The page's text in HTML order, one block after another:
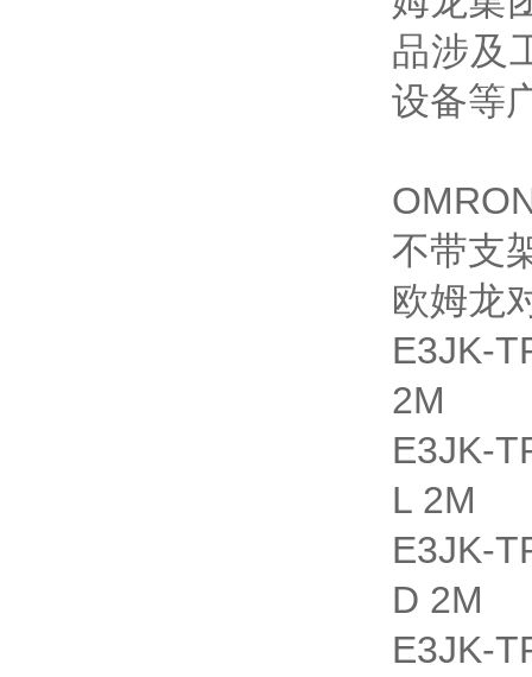
品涉及
设备等
不带支
欧姆龙
2M
L 2M
D 2M